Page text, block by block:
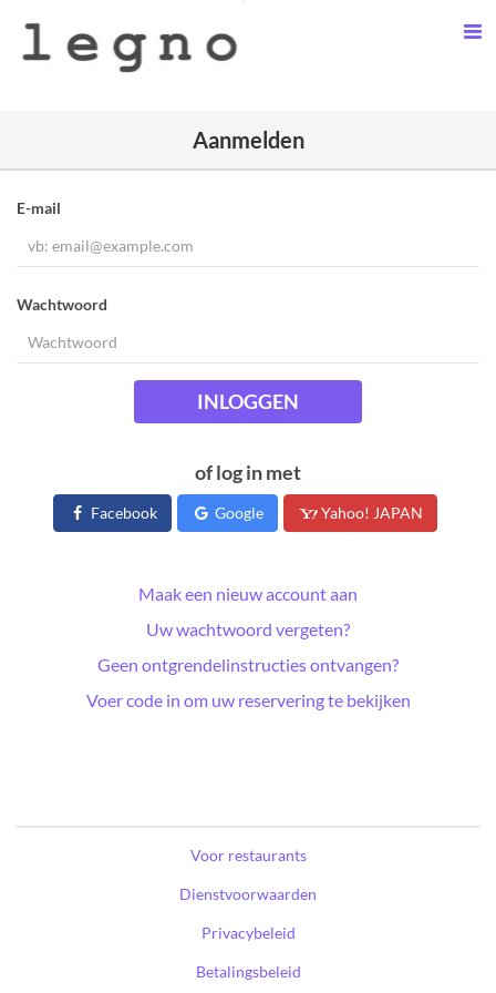
Aanmelden
E-mail
Wachtwoord
INLOGGEN
of log in met
Facebook Google Yahoo! JAPAN
Maak een nieuw account aan
Uw wachtwoord vergeten?
Geen ontgrendelinstructies ontvangen?
Voer code in om uw reservering te bekijken
Voor restaurants
Dienstvoorwaarden
Privacybeleid
Betalingsbeleid